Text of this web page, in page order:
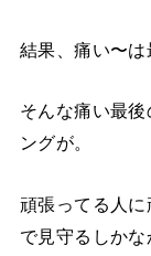
結果、痛い〜は
そんな痛い最
ングが。
頑張ってる人
で見守るしかな